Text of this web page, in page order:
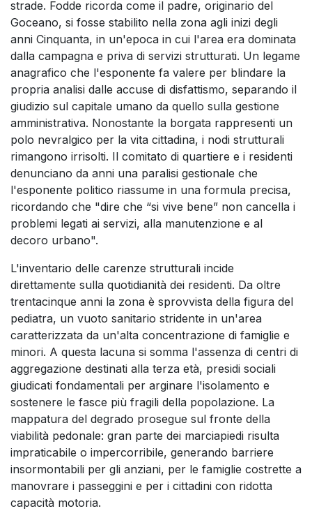
strade. Fodde ricorda come il padre, originario del
Goceano, si fosse stabilito nella zona agli inizi degli
anni Cinquanta, in un'epoca in cui l'area era dominata
dalla campagna e priva di servizi strutturati. Un legame
anagrafico che l'esponente fa valere per blindare la
propria analisi dalle accuse di disfattismo, separando il
giudizio sul capitale umano da quello sulla gestione
amministrativa. Nonostante la borgata rappresenti un
polo nevralgico per la vita cittadina, i nodi strutturali
rimangono irrisolti. Il comitato di quartiere e i residenti
denunciano da anni una paralisi gestionale che
l'esponente politico riassume in una formula precisa,
ricordando che "dire che “si vive bene” non cancella i
problemi legati ai servizi, alla manutenzione e al
decoro urbano".
L'inventario delle carenze strutturali incide
direttamente sulla quotidianità dei residenti. Da oltre
trentacinque anni la zona è sprovvista della figura del
pediatra, un vuoto sanitario stridente in un'area
caratterizzata da un'alta concentrazione di famiglie e
minori. A questa lacuna si somma l'assenza di centri di
aggregazione destinati alla terza età, presidi sociali
giudicati fondamentali per arginare l'isolamento e
sostenere le fasce più fragili della popolazione. La
mappatura del degrado prosegue sul fronte della
viabilità pedonale: gran parte dei marciapiedi risulta
impraticabile o impercorribile, generando barriere
insormontabili per gli anziani, per le famiglie costrette a
manovrare i passeggini e per i cittadini con ridotta
capacità motoria.